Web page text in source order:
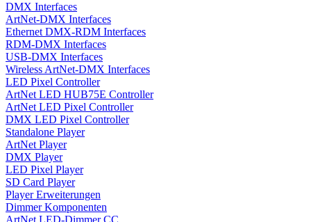
DMX Interfaces
ArtNet-DMX Interfaces
Ethernet DMX-RDM Interfaces
RDM-DMX Interfaces
USB-DMX Interfaces
Wireless ArtNet-DMX Interfaces
LED Pixel Controller
ArtNet LED HUB75E Controller
ArtNet LED Pixel Controller
DMX LED Pixel Controller
Standalone Player
ArtNet Player
DMX Player
LED Pixel Player
SD Card Player
Player Erweiterungen
Dimmer Komponenten
ArtNet LED-Dimmer CC